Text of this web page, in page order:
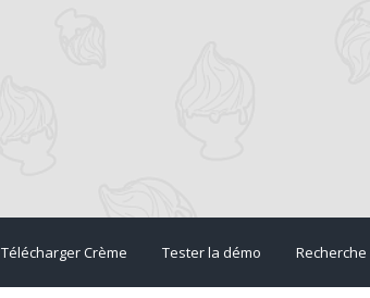
Télécharger Crème Tester la démo Recherche